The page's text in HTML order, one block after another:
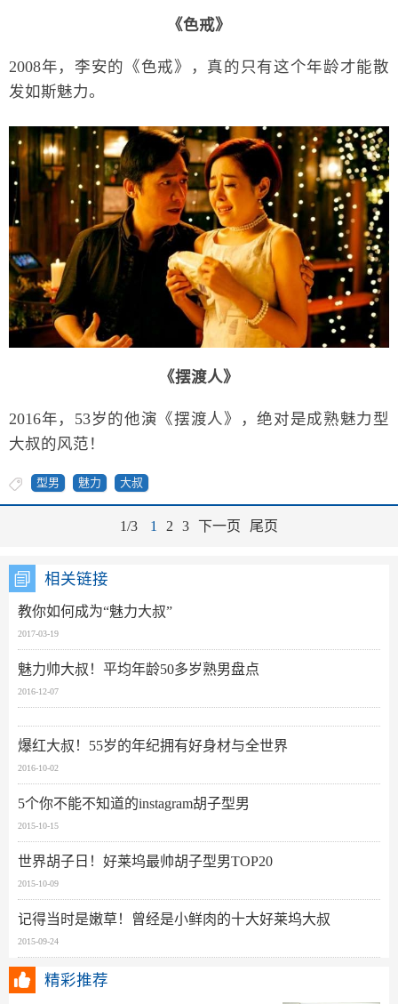
《色戒》
2008年，李安的《色戒》，真的只有这个年龄才能散
发如斯魅力。
《摆渡人》
2016年，53岁的他演《摆渡人》，绝对是成熟魅力型
大叔的风范！
型男 魅力 大叔
1/3 1 2 3 下一页 尾页
相关链接
教你如何成为“魅力大叔”
2017-03-19
魅力帅大叔！平均年龄50多岁熟男盘点
2016-12-07
爆红大叔！55岁的年纪拥有好身材与全世界
2016-10-02
5个你不能不知道的instagram胡子型男
2015-10-15
世界胡子日！好莱坞最帅胡子型男TOP20
2015-10-09
记得当时是嫩草！曾经是小鲜肉的十大好莱坞大叔
2015-09-24
精彩推荐